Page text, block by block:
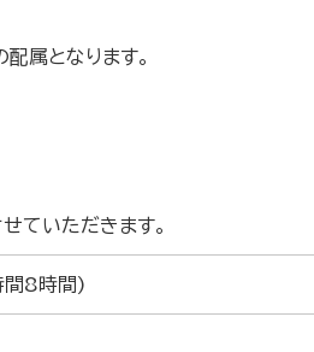
属となります。
ていただきます。
間8時間)